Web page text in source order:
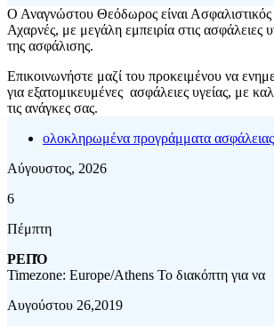
Ο Αναγνώστου Θεόδωρος είναι Ασφαλιστικός
Αχαρνές, με μεγάλη εμπειρία στις ασφάλειες
της ασφάλισης.
Επικοινωνήστε μαζί του προκειμένου να
για εξατομικευμένες ασφάλειες υγείας, με
τις ανάγκες σας.
ολοκληρωμένα προγράμματα ασφάλειας
Αύγουστος, 2026
6
Πέμπτη
ΡΕΠΌ
Timezone: Europe/Athens Το διακόπτη για να
Αυγούστου 26,2019